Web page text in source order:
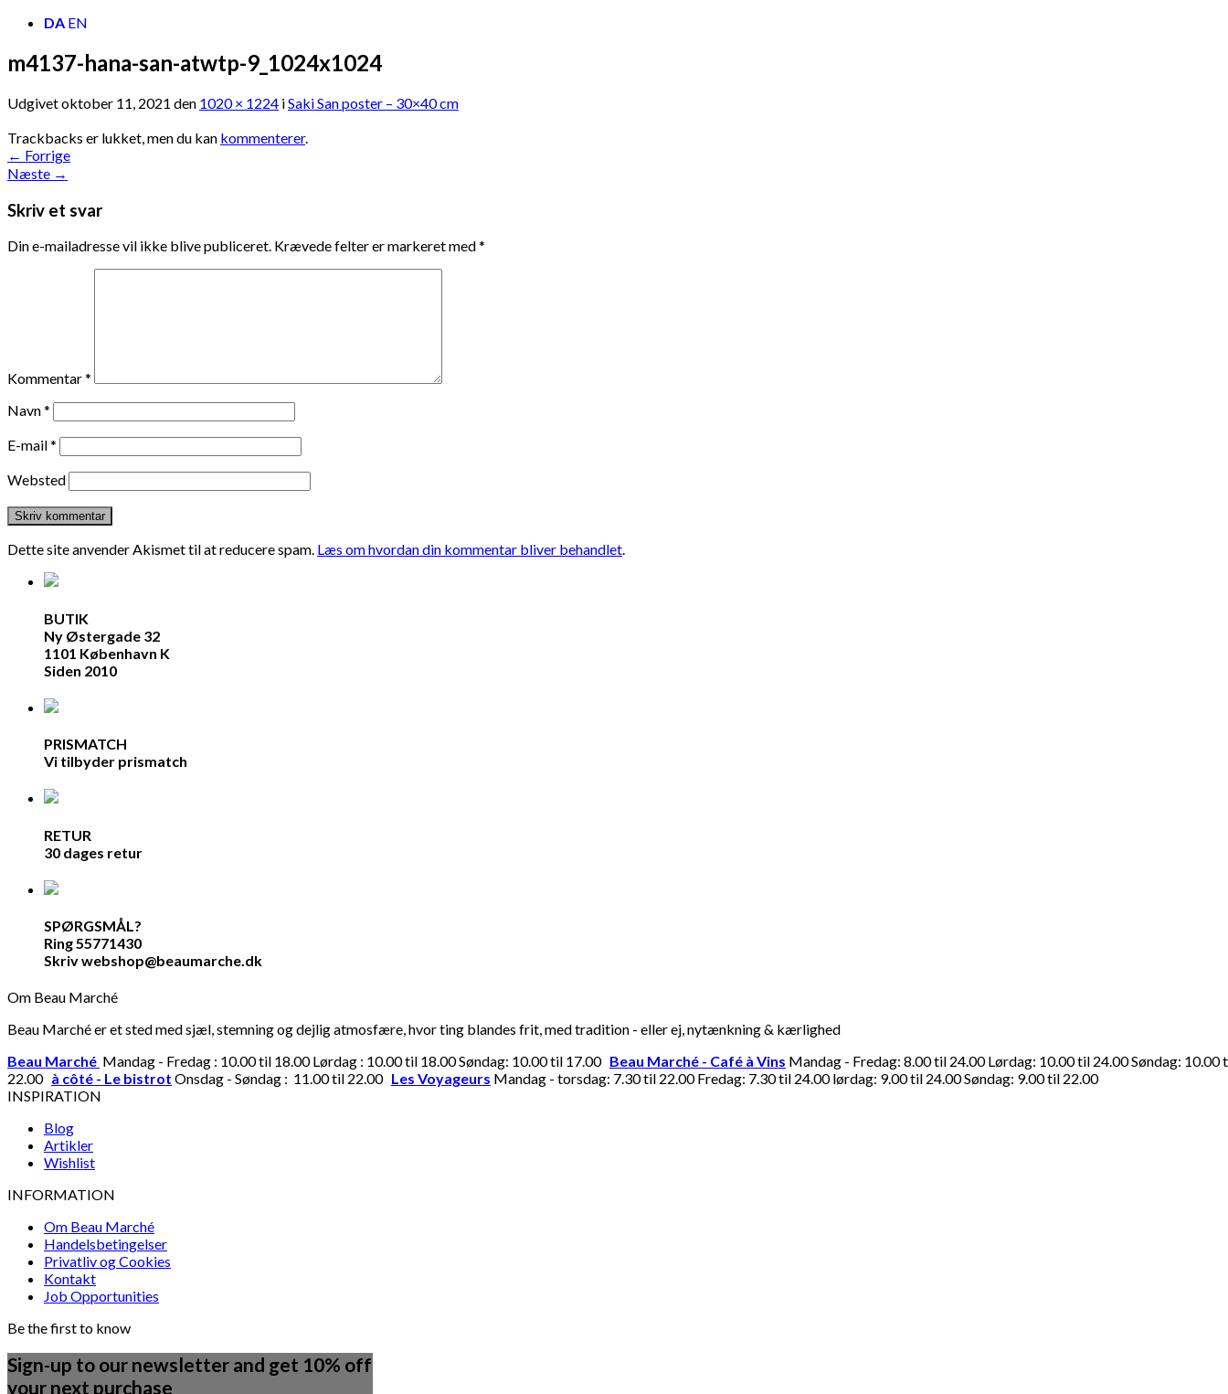
DA EN
m4137-hana-san-atwtp-9_1024x1024
Udgivetoktober 11, 2021 den 1020 × 1224 iSaki San poster – 30×40 cm
Trackbacks er lukket, men du kan kommenterer.
← Forrige
Næste →
Skriv et svar
Din e-mailadresse vil ikke blive publiceret. Krævede felter er markeret med*
Kommentar*
Navn*
E-mail*
Websted
Dette site anvender Akismet til at reducere spam. Læs om hvordan din kommentar bliver behandlet.
BUTIK
Ny Østergade 32
1101 København K
Siden 2010
PRISMATCH
Vi tilbyder prismatch
RETUR
30 dages retur
SPØRGSMÅL?
Ring 55771430
Skriv webshop@beaumarche.dk
Om Beau Marché
Beau Marché er et sted med sjæl, stemning og dejlig atmosfære, hvor ting blandes frit, med tradition - eller ej, nytænkning & kærlighed
Beau Marché Mandag - Fredag : 10.00 til 18.00 Lørdag : 10.00 til 18.00 Søndag: 10.00 til 17.00 Beau Marché - Café à Vins Mandag - Fredag: 8.00 til 24.00 Lørdag: 10.00 til 24.00 Søndag: 10.00
22.00 à côté - Le bistrot Onsdag - Søndag : 11.00 til 22.00 Les Voyageurs Mandag - torsdag: 7.30 til 22.00 Fredag: 7.30 til 24.00 lørdag: 9.00 til 24.00 Søndag: 9.00 til 22.00
INSPIRATION
Blog
Artikler
Wishlist
INFORMATION
Om Beau Marché
Handelsbetingelser
Privatliv og Cookies
Kontakt
Job Opportunities
Be the first to know
Sign-up to our newsletter and get 10% off
your next purchase